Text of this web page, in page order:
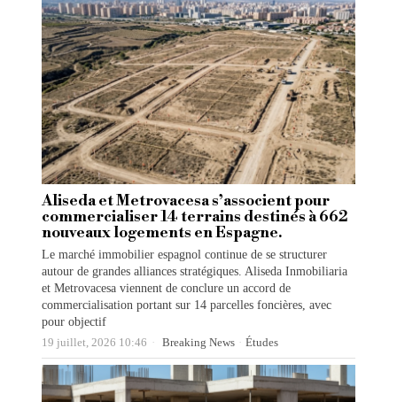
Aliseda et Metrovacesa s’associent pour
commercialiser 14 terrains destinés à 662
nouveaux logements en Espagne.
Le marché immobilier espagnol continue de se structurer
autour de grandes alliances stratégiques. Aliseda Inmobiliaria
et Metrovacesa viennent de conclure un accord de
commercialisation portant sur 14 parcelles foncières, avec
pour objectif
19 juillet, 2026 10:46 Breaking News · Études